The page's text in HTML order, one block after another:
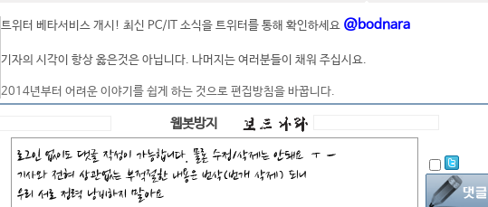
트위터 베타서비스 개시! 최신 PC/IT 소식을 트위터를 통해 확인하세요 @bodnara
기자의 시각이 항상 옳은것은 아닙니다. 나머지는 여러분들이 채워 주십시요.
2014년부터 어려운 이야기를 쉽게 하는 것으로 편집방침을 바꿉니다.
웹봇방지